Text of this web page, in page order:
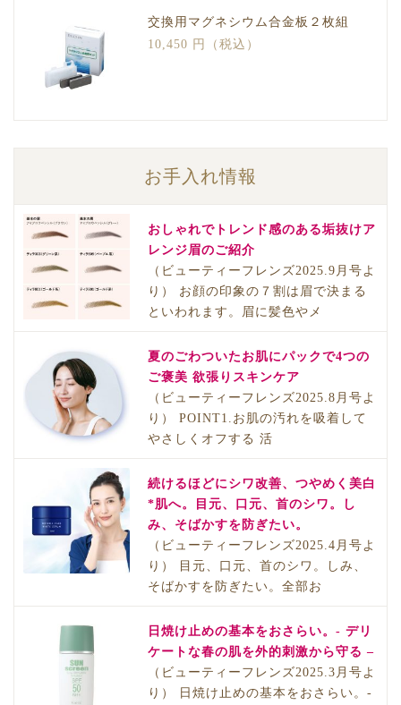
交換用マグネシウム合金板２枚組
10,450 円（税込）
お手入れ情報
おしゃれでトレンド感のある垢抜けア
レンジ眉のご紹介
（ビューティーフレンズ2025.9月号よ
り） お顔の印象の７割は眉で決まる
といわれます。眉に髪色やメ
夏のごわついたお肌にパックで4つの
ご褒美 欲張りスキンケア
（ビューティーフレンズ2025.8月号よ
り） POINT1.お肌の汚れを吸着して
やさしくオフする 活
続けるほどにシワ改善、つやめく美白
*肌へ。目元、口元、首のシワ。し
み、そばかすを防ぎたい。
（ビューティーフレンズ2025.4月号よ
り） 目元、口元、首のシワ。しみ、
そばかすを防ぎたい。全部お
日焼け止めの基本をおさらい。- デリ
ケートな春の肌を外的刺激から守る –
（ビューティーフレンズ2025.3月号よ
り） 日焼け止めの基本をおさらい。-